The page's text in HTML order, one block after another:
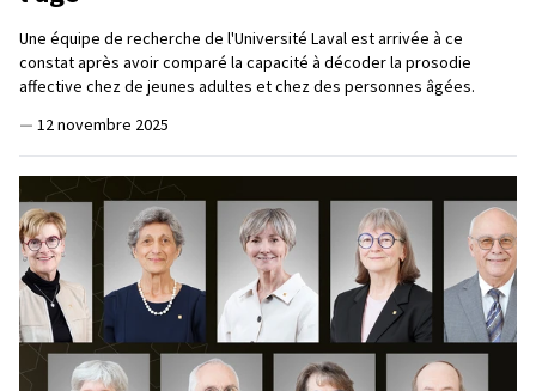
Une équipe de recherche de l'Université Laval est arrivée à ce
constat après avoir comparé la capacité à décoder la prosodie
affective chez de jeunes adultes et chez des personnes âgées.
— 12 novembre 2025